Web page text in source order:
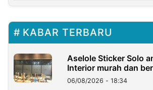
KABAR TERBARU
Aselole Sticker Solo
Interior murah dan
06/08/2026 - 18:34